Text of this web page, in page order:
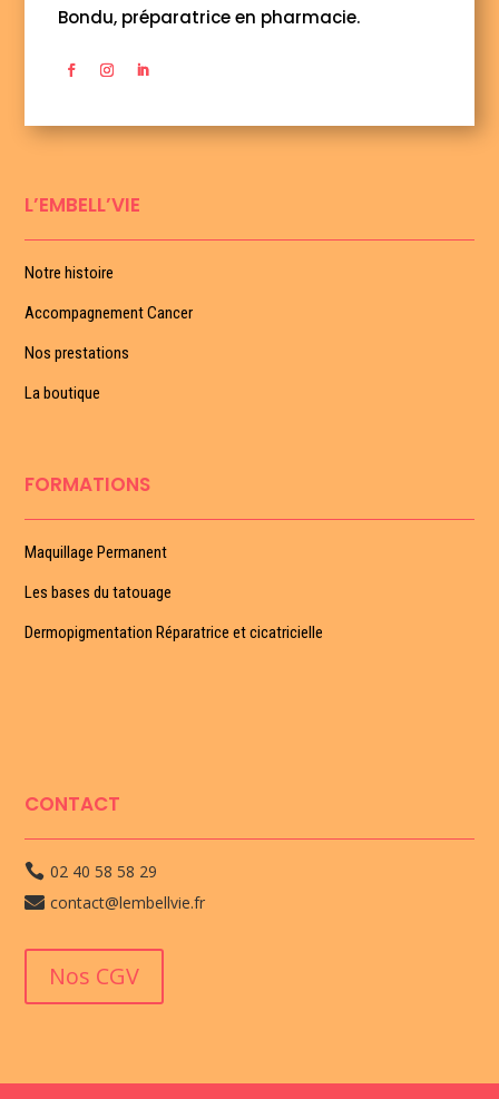
Bondu, préparatrice en pharmacie.
L’EMBELL’VIE
Notre histoire
Accompagnement Cancer
Nos prestations
La boutique
FORMATIONS
Maquillage Permanent
Les bases du tatouage
Dermopigmentation Réparatrice et cicatricielle
CONTACT
 02 40 58 58 29
 contact@lembellvie.fr
Nos CGV